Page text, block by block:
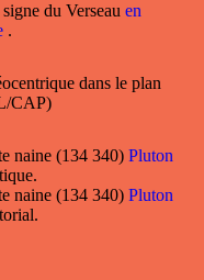
du Verseau en
.
dans le plan
CAP)
naine (134 340) Pluton
naine (134 340) Pluton